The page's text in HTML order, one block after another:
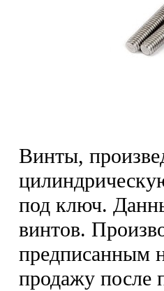
Винты,
под ключ.
винтов.
предписанным
продажу после